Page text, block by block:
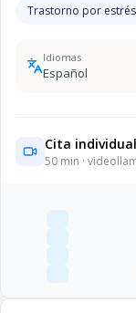
Trastorno por
Idiomas
Español
Cita individual
50 min ·